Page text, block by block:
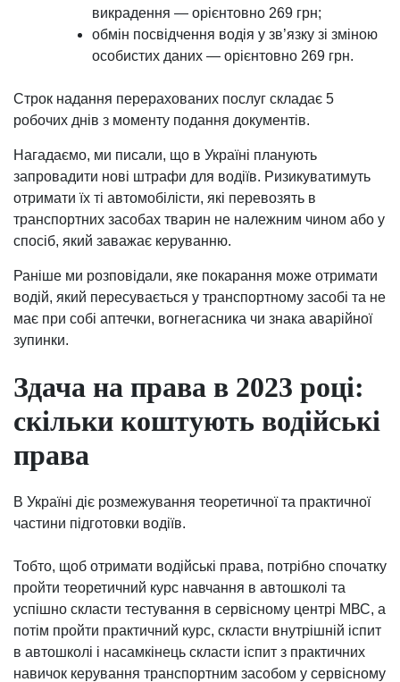
викрадення — орієнтовно 269 грн;
обмін посвідчення водія у зв’язку зі зміною
особистих даних — орієнтовно 269 грн.
Строк надання перерахованих послуг складає 5
робочих днів з моменту подання документів.
Нагадаємо, ми писали, що в Україні планують
запровадити нові штрафи для водіїв. Ризикуватимуть
отримати їх ті автомобілісти, які перевозять в
транспортних засобах тварин не належним чином або у
спосіб, який заважає керуванню.
Раніше ми розповідали, яке покарання може отримати
водій, який пересувається у транспортному засобі та не
має при собі аптечки, вогнегасника чи знака аварійної
зупинки.
Здача на права в 2023 році:
скільки коштують водійські
права
В Україні діє розмежування теоретичної та практичної
частини підготовки водіїв.
Тобто, щоб отримати водійські права, потрібно спочатку
пройти теоретичний курс навчання в автошколі та
успішно скласти тестування в сервісному центрі МВС, а
потім пройти практичний курс, скласти внутрішній іспит
в автошколі і насамкінець скласти іспит з практичних
навичок керування транспортним засобом у сервісному